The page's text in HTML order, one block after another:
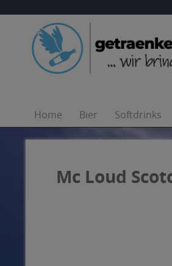
Home Bier Softdrinks
Mc Loud